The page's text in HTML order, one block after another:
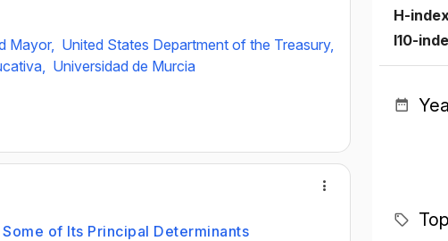
Mayor, United States Department of the Treasury,
Universidad de Murcia
of Its Principal Determinants
H-
I10-